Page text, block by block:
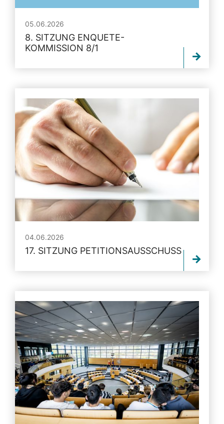
05.06.2026
8. SITZUNG ENQUETE-
KOMMISSION 8/1
04.06.2026
17. SITZUNG PETITIONSAUSSCHUSS